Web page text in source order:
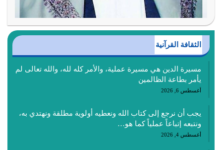
الثقافة القرآنية
مسيرة الدين هي مسيرة عملية، والأمر كله لله، والله تعالى لم
يأمر بطاعة الظالمين
أغسطس 6, 2026
يجب أن نرجع إلى كتاب الله ونعطيه أولوية مطلقة ونهتدي به،
ونتبعه إتباعاً عملياً كما هو…
أغسطس 4, 2026